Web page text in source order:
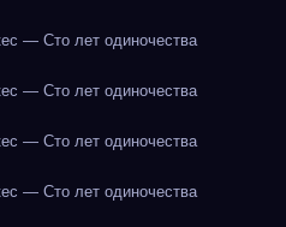
— Сто лет одиночества
— Сто лет одиночества
— Сто лет одиночества
— Сто лет одиночества